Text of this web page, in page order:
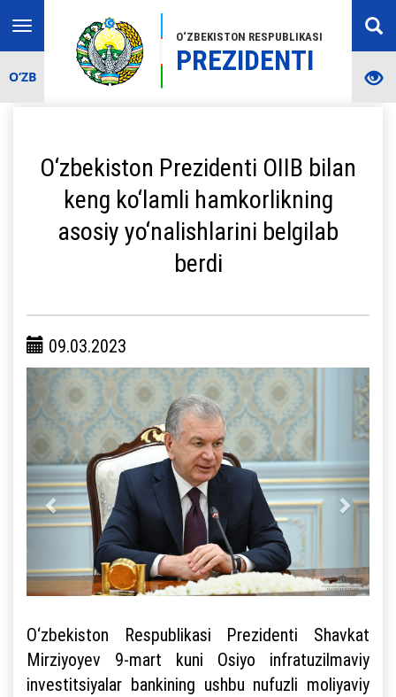
O‘ZBEKISTON RESPUBLIKASI
PREZIDENTI
Toggle
navigation
O‘ZB
O‘zbekiston Prezidenti OIIB bilan
keng ko‘lamli hamkorlikning
asosiy yo‘nalishlarini belgilab
berdi
09.03.2023
O‘zbekiston Respublikasi Prezidenti Shavkat
Mirziyoyev 9-mart kuni Osiyo infratuzilmaviy
investitsiyalar bankining ushbu nufuzli moliyaviy